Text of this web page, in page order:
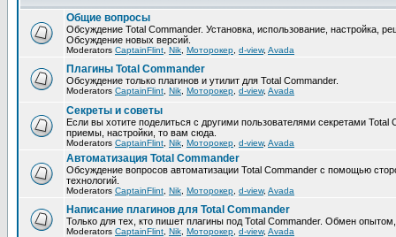
Общие вопросы
Обсуждение Total Commander. Установка, использование, настройка,
Обсуждение новых версий.
Moderators CaptainFlint Nik Моторокер d-view, Avada
Плагины Total Commander
Обсуждение только плагинов и утилит для Total Commander.
Moderators CaptainFlint Nik Моторокер d-view, Avada
Секреты и советы
Если вы хотите поделиться с другими пользователями секретами Total
приемы, настройки, то вам сюда.
Moderators CaptainFlint Nik Моторокер d-view, Avada
Автоматизация Total Commander
Обсуждение вопросов автоматизации Total Commander с помощью
технологий.
Moderators CaptainFlint Nik Моторокер d-view, Avada
Написание плагинов для Total Commander
Только для тех, кто пишет плагины под Total Commander. Обмен
Moderators CaptainFlint Nik Моторокер d-view, Avada